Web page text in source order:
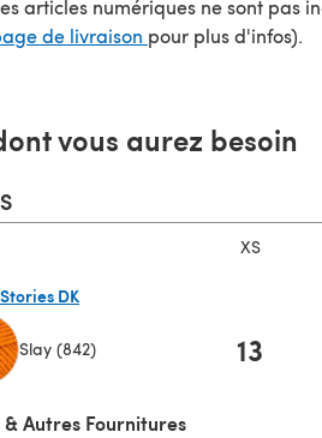
articles numériques ne sont pas
de livraison (s'ouvre dans un
pour plus d'infos).
vous aurez besoin
XS
DK
Slay (842) 13
Autres Fournitures